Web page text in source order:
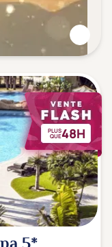
PLUS
QUE48H